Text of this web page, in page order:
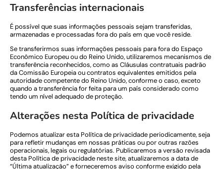
Transferências internacionais
É possível que suas informações pessoais sejam transferidas,
armazenadas e processadas fora do país em que você reside.
Se transferirmos suas informações pessoais para fora do Espaço
Econômico Europeu ou do Reino Unido, utilizaremos mecanismos de
transferência reconhecidos, como as Cláusulas contratuais padrão
da Comissão Europeia ou contratos equivalentes emitidos pela
autoridade competente do Reino Unido, conforme o caso, exceto
quando a transferência for feita para um país considerado como
tendo um nível adequado de proteção.
Alterações nesta Política de privacidade
Podemos atualizar esta Política de privacidade periodicamente, seja
para refletir mudanças em nossas práticas ou por outras razões
operacionais, legais ou regulatórias. Publicaremos a versão revisada
desta Política de privacidade neste site, atualizaremos a data de
“Última atualização” e forneceremos aviso conforme exigido pela